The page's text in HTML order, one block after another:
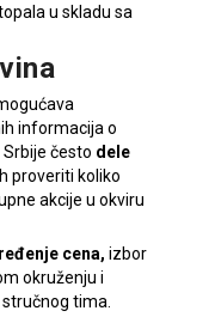
u skladu sa
informacija o
Srbije često dele
proveriti koliko
akcije u okviru
cena, izbor
okruženju i
tima.